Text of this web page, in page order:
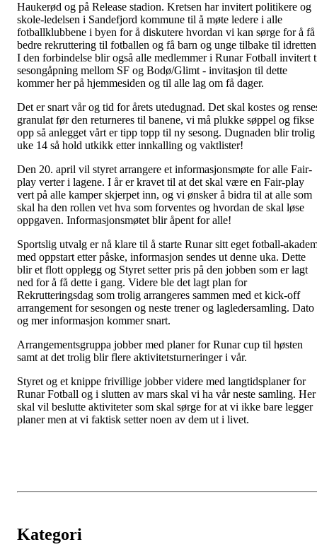
Haukerød og på Release stadion. Kretsen har invitert politikere og
skole-ledelsen i Sandefjord kommune til å møte ledere i alle
fotballklubbene i byen for å diskutere hvordan vi kan sørge for å få
bedre rekruttering til fotballen og få barn og unge tilbake til
I den forbindelse blir også alle medlemmer i Runar Fotball invitert
sesongåpning mellom SF og Bodø/Glimt - invitasjon til dette
kommer her på hjemmesiden og til alle lag om få dager.
Det er snart vår og tid for årets utedugnad. Det skal kostes og
granulat før den returneres til banene, vi må plukke søppel og fikse
opp så anlegget vårt er tipp topp til ny sesong. Dugnaden blir
uke 14 så hold utkikk etter innkalling og vaktlister!
Den 20. april vil styret arrangere et informasjonsmøte for alle Fair-
play verter i lagene. I år er kravet til at det skal være en Fair-play
vert på alle kamper skjerpet inn, og vi ønsker å bidra til at alle som
skal ha den rollen vet hva som forventes og hvordan de skal løse
oppgaven. Informasjonsmøtet blir åpent for alle!
Sportslig utvalg er nå klare til å starte Runar sitt eget fotball-
med oppstart etter påske, informasjon sendes ut denne uka. Dette
blir et flott opplegg og Styret setter pris på den jobben som er lagt
ned for å få dette i gang. Videre ble det lagt plan for
Rekrutteringsdag som trolig arrangeres sammen med et kick-off
arrangement for sesongen og neste trener og lagledersamling. Dato
og mer informasjon kommer snart.
Arrangementsgruppa jobber med planer for Runar cup til høsten
samt at det trolig blir flere aktivitetsturneringer i vår.
Styret og et knippe frivillige jobber videre med langtidsplaner for
Runar Fotball og i slutten av mars skal vi ha vår neste samling. Her
skal vil beslutte aktiviteter som skal sørge for at vi ikke bare legger
planer men at vi faktisk setter noen av dem ut i livet.
Kategori